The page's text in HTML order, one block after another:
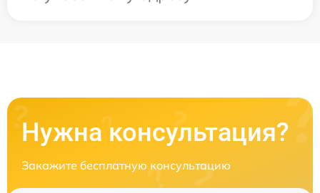
Нужна консультация?
Закажите бесплатную консультацию